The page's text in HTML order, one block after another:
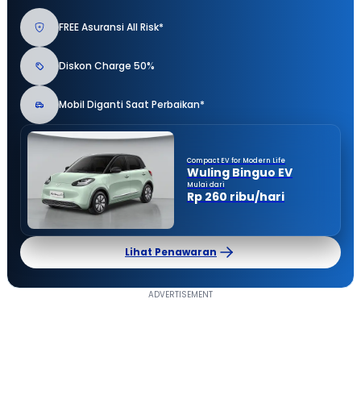
FREE Asuransi All Risk*
Diskon Charge 50%
Mobil Diganti Saat Perbaikan*
Compact EV for Modern Life
Wuling Binguo EV
Mulai dari
Rp 260 ribu/hari
Lihat Penawaran